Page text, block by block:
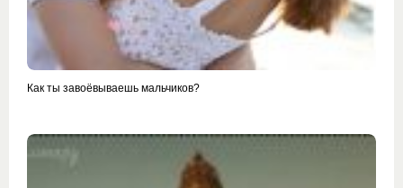
Как ты завоёвываешь мальчиков?